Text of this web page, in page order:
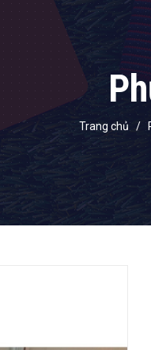
Trang chủ /